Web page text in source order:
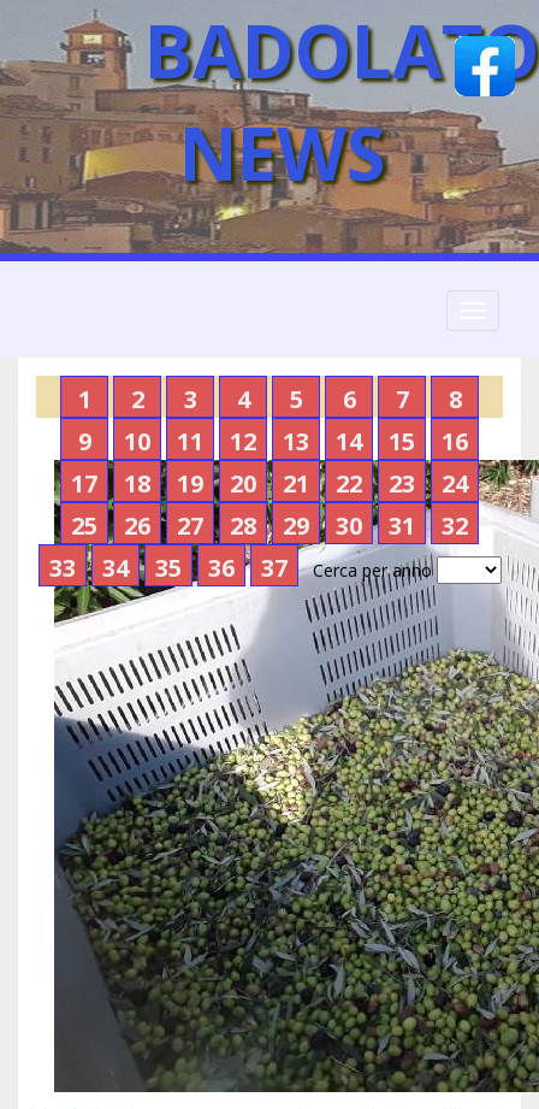
BADOLATO
NEWS
1 2 3 4 5 6 7
8
9
10 11 12 13 14 15
16
17
18 19 20 21 22 23
24
25
26 27 28 29 30 31
32
33
34 35 36 37 Cerca per anno